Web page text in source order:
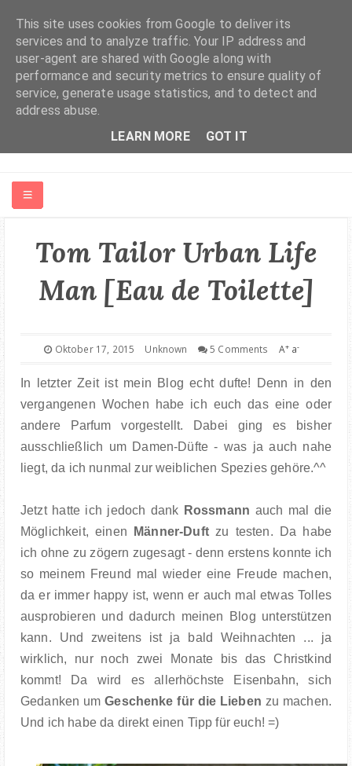
ABOUT ME
BOOKS
TRAVEL
COOPERATION
IMPRESSUM
Tom Tailor Urban Life
Man [Eau de Toilette]
Oktober 17, 2015 Unknown 5 Comments A+ a-
In letzter Zeit ist mein Blog echt dufte! Denn in den
vergangenen Wochen habe ich euch das eine oder
andere Parfum vorgestellt. Dabei ging es bisher
ausschließlich um Damen-Düfte - was ja auch nahe
liegt, da ich nunmal zur weiblichen Spezies gehöre.^^
Jetzt hatte ich jedoch dank Rossmann auch mal die
Möglichkeit, einen
Männer-Duftzu testen. Da habe
ich ohne zu zögern zugesagt - denn erstens konnte ich
so meinem Freund mal wieder eine Freude machen,
da er immer happy ist, wenn er auch mal etwas Tolles
ausprobieren und dadurch meinen Blog unterstützen
kann. Und zweitens ist ja bald Weihnachten ... ja
wirklich, nur noch zwei Monate bis das Christkind
kommt! Da wird es allerhöchste Eisenbahn, sich
Gedanken umGeschenke für die Lieben zu machen.
Und ich habe da direkt einen Tipp für euch! =)
This site uses cookies from Google to deliver its
services and to analyze traffic. Your IP address and
user-agent are shared with Google along with
performance and security metrics to ensure quality of
service, generate usage statistics, and to detect and
address abuse.
LEARN MORE
GOT IT